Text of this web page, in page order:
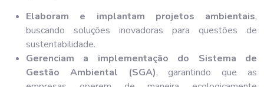
Elaboram e implantam projetos ambientais,
buscando soluções inovadoras para questões de
sustentabilidade.
Gerenciam a implementação do Sistema de
Gestão Ambiental (SGA), garantindo que as